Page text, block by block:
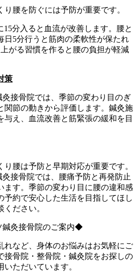
腰を防ぐには予防が重要です。
分入ると血流が改善します。腰と
日5分行うと筋肉の柔軟性が保たれ
がる習慣を作ると腰の負担が軽減
策
接骨院では、季節の変わり目のぎ
関節の動きから評価します。鍼灸施
与え、血流改善と筋緊張の緩和を目
腰は予防と早期対応が重要です。
接骨院では、腰痛予防と再発防止
ます。季節の変わり目に腰の違和感
予約で安心した生活を目指してほし
ださい。
灸接骨院のご案内◆
れなど、身体のお悩みはお気軽にご
接骨院・整骨院・鍼灸院をお探しの
ただいています。